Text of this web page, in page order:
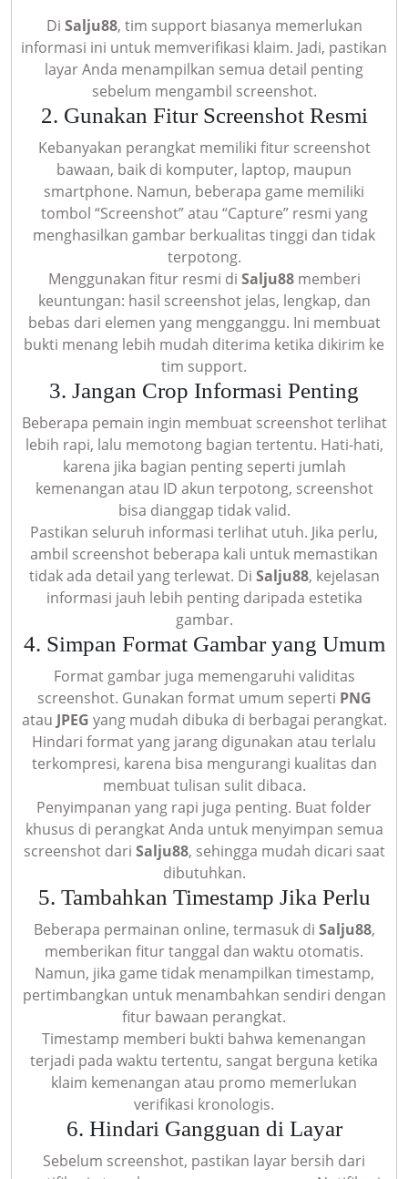
Di Salju88, tim support biasanya memerlukan
informasi ini untuk memverifikasi klaim. Jadi, pastikan
layar Anda menampilkan semua detail penting
sebelum mengambil screenshot.
2. Gunakan Fitur Screenshot Resmi
Kebanyakan perangkat memiliki fitur screenshot
bawaan, baik di komputer, laptop, maupun
smartphone. Namun, beberapa game memiliki
tombol “Screenshot” atau “Capture” resmi yang
menghasilkan gambar berkualitas tinggi dan tidak
terpotong.
Menggunakan fitur resmi di Salju88memberi
keuntungan: hasil screenshot jelas, lengkap, dan
bebas dari elemen yang mengganggu. Ini membuat
bukti menang lebih mudah diterima ketika dikirim ke
tim support.
3. Jangan Crop Informasi Penting
Beberapa pemain ingin membuat screenshot terlihat
lebih rapi, lalu memotong bagian tertentu. Hati-hati,
karena jika bagian penting seperti jumlah
kemenangan atau ID akun terpotong, screenshot
bisa dianggap tidak valid.
Pastikan seluruh informasi terlihat utuh. Jika perlu,
ambil screenshot beberapa kali untuk memastikan
tidak ada detail yang terlewat. Di Salju88, kejelasan
informasi jauh lebih penting daripada estetika
gambar.
4. Simpan Format Gambar yang Umum
Format gambar juga memengaruhi validitas
screenshot. Gunakan format umum seperti PNG
atau JPEG yang mudah dibuka di berbagai perangkat.
Hindari format yang jarang digunakan atau terlalu
terkompresi, karena bisa mengurangi kualitas dan
membuat tulisan sulit dibaca.
Penyimpanan yang rapi juga penting. Buat folder
khusus di perangkat Anda untuk menyimpan semua
screenshot dari Salju88, sehingga mudah dicari saat
dibutuhkan.
5. Tambahkan Timestamp Jika Perlu
Beberapa permainan online, termasuk di Salju88,
memberikan fitur tanggal dan waktu otomatis.
Namun, jika game tidak menampilkan timestamp,
pertimbangkan untuk menambahkan sendiri dengan
fitur bawaan perangkat.
Timestamp memberi bukti bahwa kemenangan
terjadi pada waktu tertentu, sangat berguna ketika
klaim kemenangan atau promo memerlukan
verifikasi kronologis.
6. Hindari Gangguan di Layar
Sebelum screenshot, pastikan layar bersih dari